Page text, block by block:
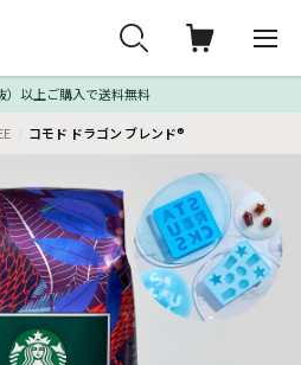
）以上ご購入で送料無料
コモド ドラゴン ブレンド®